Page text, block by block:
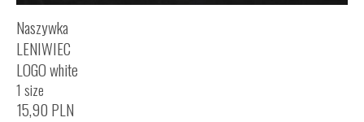
Naszywka
LENIWIEC
LOGO white
1 size
15,90 PLN